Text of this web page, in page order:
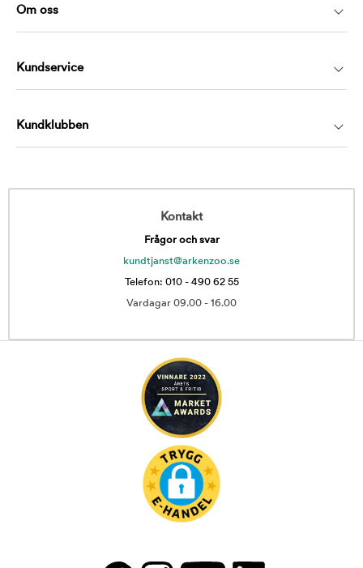
Om oss
Kundservice
Kundklubben
Kontakt
Frågor och svar
kundtjanst@arkenzoo.se
Telefon: 010 - 490 62 55
Vardagar 09.00 - 16.00